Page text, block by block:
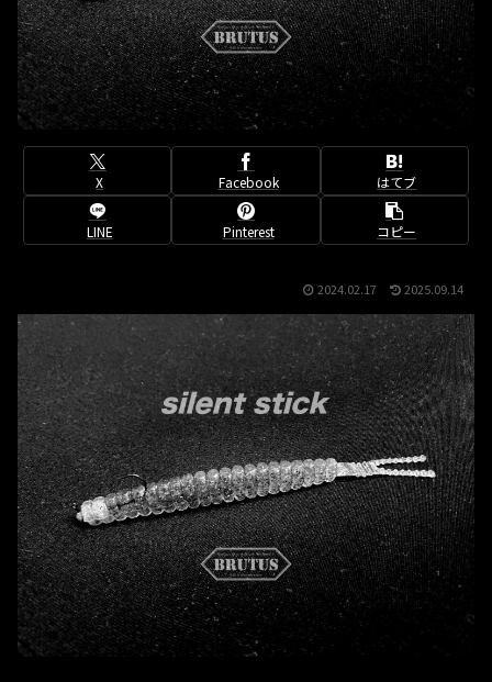
X Facebook はてブ
LINE Pinterest コピー
2024.02.17 2025.09.14